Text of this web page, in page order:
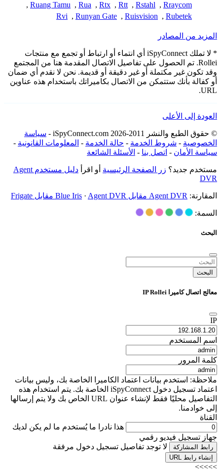
Rraycom
,
Rstahl
,
Rtt
,
Rtx
,
Rua
,
Ruang Tamu
,
Rubetek
,
Ruisvision
,
Runyan Gate
,
Rvi
المزيد من المصادر
* لا تملك iSpyConnect أي انتماء أو ارتباط أو تجمع مع منتجات
Rollei. تم الحصول على تفاصيل الاتصال المقدمة هنا من المجتمع
وقد تكون غير مكتملة أو غير دقيقة أو قديمة. نحن لا نقدم أي ضمان
أو كفالة بأنك ستتمكن من الاتصال بكاميراتك باستخدام هذه عناوين
URL.
العودة إلى الأعلى
© حقوق الطبع والنشر 2011-2026 iSpyConnect.com -
سياسة
الخصوصية - شروط الخدمة - حالة الخدمة - المعلومات القانونية -
سياسة الأمان - اتصل بنا - الأسئلة الشائعة
مستخدم جديد؟ زر الصفحة الرئيسية أو اقرأ
دليل مستخدم Agent
DVR
المقارنة: Agent DVR مقابل Blue Iris · Agent DVR مقابل Frigate
السمة:
البحث
البحث
معالج اتصال كاميرا IP Rollei
IP
اسم المستخدم
كلمة المرور
ملاحظة: استخدم بيانات اعتماد الكاميرا الخاصة بك، وليس بيانات
اعتماد تسجيل دخول iSpyConnect الخاصة بك. يتم استخدام هذه
التفاصيل محليًا فقط لإنشاء عنوان URL الخاص بك ولا يتم إرسالها
إلى خوادمنا.
القناة
هذا نادرا ما يُستخدم ما لم يكن لديك
جهاز تسجيل فيديو رقمي
رابط المشاركة لا توجد تفاصيل تسجيل دخول مرفقة
إنشاء رابط URL
>>>>>